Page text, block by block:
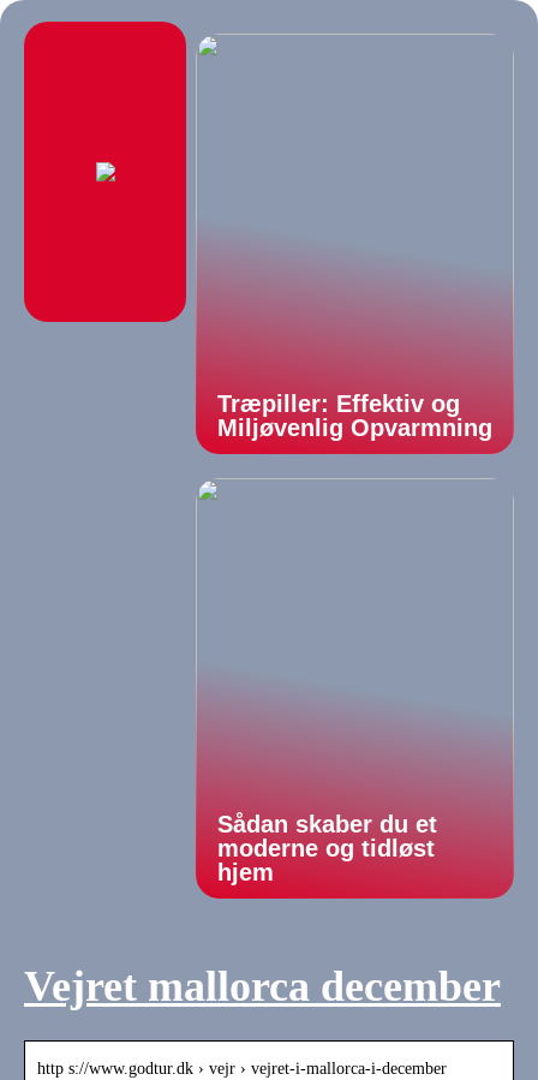
Træpiller: Effektiv og
Miljøvenlig Opvarmning
Sådan skaber du et
moderne og tidløst
hjem
Vejret mallorca december
http s://www.godtur.dk › vejr › vejret-i-mallorca-i-december